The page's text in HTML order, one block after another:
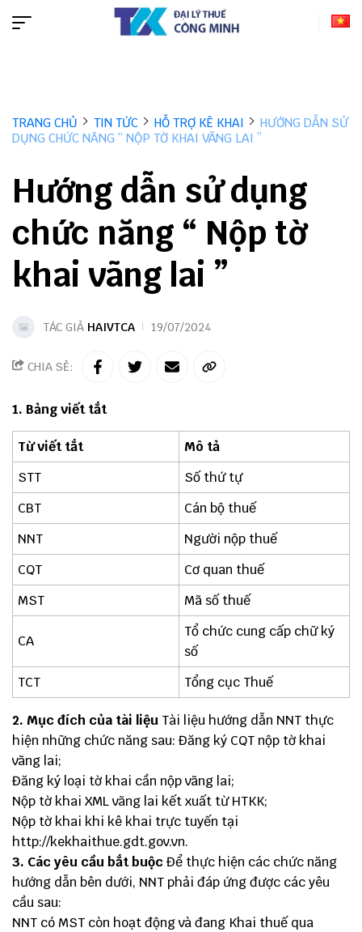
TRANG CHỦ TIN TỨC HỖ TRỢ KÊ KHAI
HƯỚNG DẪN SỬ
DỤNG CHỨC NĂNG “ NỘP TỜ KHAI VÃNG LAI ”
Hướng dẫn sử dụng
chức năng “ Nộp tờ
khai vãng lai ”
TÁC GIẢ HAIVTCA 19/07/2024
CHIA SẺ:
1. Bảng viết tắt
Từ viết tắt
Mô tả
STT
Số thứ tự
CBT
Cán bộ thuế
NNT
Người nộp thuế
CQT
Cơ quan thuế
MST
Mã số thuế
CA
Tổ chức cung cấp chữ ký
số
TCT
Tổng cục Thuế
2. Mục đích của tài liệu Tài liệu hướng dẫn NNT thực
hiện những chức năng sau: Đăng ký CQT nộp tờ khai
vãng lai;
Đăng ký loại tờ khai cần nộp vãng lai;
Nộp tờ khai XML vãng lai kết xuất từ HTKK;
Nộp tờ khai khi kê khai trực tuyến tại
http://kekhaithue.gdt.gov.vn.
3. Các yêu cầu bắt buộcĐể thực hiện các chức năng
hướng dẫn bên dưới, NNT phải đáp ứng được các yêu
cầu sau:
NNT có MST còn hoạt động và đang Khai thuế qua